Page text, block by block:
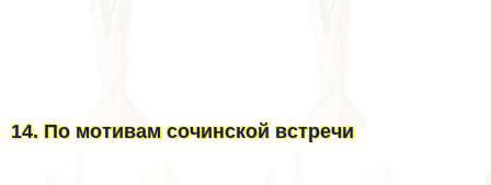
14. По мотивам сочинской встречи